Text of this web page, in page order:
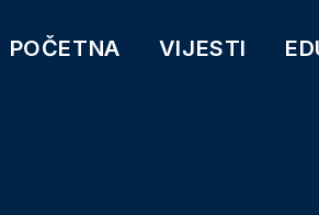
POČETNA VIJESTI